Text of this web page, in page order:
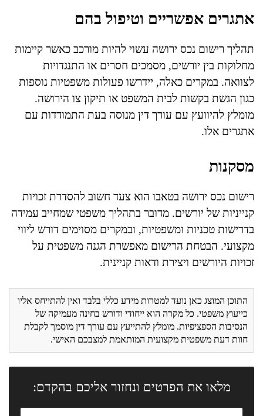
אתגרים אפשריים וטיפול בהם
תהליך רישום נכס ירושה עשוי להיות מורכב כאשר קיימות
מחלוקות בין יורשים, מסמכים חסרים או התנגדויות
לצוואה. במקרים כאלה, יידרשו פעולות משפטיות נוספות
כגון הגשת בקשות לבית המשפט או תיקון צו הירושה.
מומלץ להיוועץ עם עורך דין מנוסה בעת התמודדות עם
אתגרים אלו.
מסקנות
רישום נכס ירושה בטאבו הוא צעד חשוב להסדרת זכויות
קנייניות של יורשים. מדובר בתהליך משפטי שמחייב עמידה
בדרישות טכניות ומשפטיות, ובמקרים מסוימים דורש ליווי
מקצועי. הבטחת הרישום מאפשרת הגנה משפטית על
זכויות היורשים ויצירת ודאות קניינית.
התוכן המוצג כאן נועד למטרות מידע כללי בלבד ואין להתייחס אליו
כייעוץ משפטי. כל מקרה הוא ייחודי ודורש בחינה מעמיקה של
הנסיבות הספציפיות. מומלץ להתייעץ עם עורך דין מוסמך לקבלת
חוות דעת משפטית מקצועית המותאמת למצבכם האישי.
מלאו את הפרטים ונחזור אליכם בהקדם: